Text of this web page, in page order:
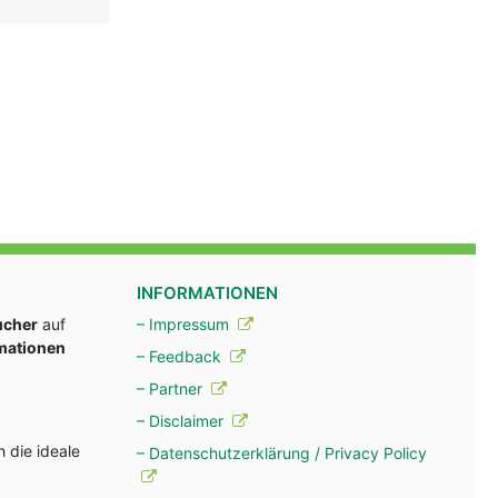
auf
die ideale
INFORMATIONEN
– Impressum
– Feedback
– Partner
– Disclaimer
– Datenschutzerklärung / Privacy Policy